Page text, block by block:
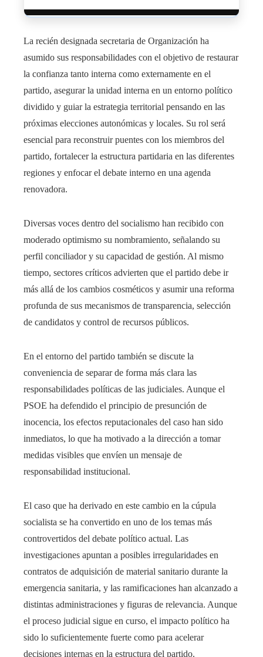
La recién designada secretaria de Organización ha
asumido sus responsabilidades con el objetivo de restaurar
la confianza tanto interna como externamente en el
partido, asegurar la unidad interna en un entorno político
dividido y guiar la estrategia territorial pensando en las
próximas elecciones autonómicas y locales. Su rol será
esencial para reconstruir puentes con los miembros del
partido, fortalecer la estructura partidaria en las diferentes
regiones y enfocar el debate interno en una agenda
renovadora.
Diversas voces dentro del socialismo han recibido con
moderado optimismo su nombramiento, señalando su
perfil conciliador y su capacidad de gestión. Al mismo
tiempo, sectores críticos advierten que el partido debe ir
más allá de los cambios cosméticos y asumir una reforma
profunda de sus mecanismos de transparencia, selección
de candidatos y control de recursos públicos.
En el entorno del partido también se discute la
conveniencia de separar de forma más clara las
responsabilidades políticas de las judiciales. Aunque el
PSOE ha defendido el principio de presunción de
inocencia, los efectos reputacionales del caso han sido
inmediatos, lo que ha motivado a la dirección a tomar
medidas visibles que envíen un mensaje de
responsabilidad institucional.
El caso que ha derivado en este cambio en la cúpula
socialista se ha convertido en uno de los temas más
controvertidos del debate político actual. Las
investigaciones apuntan a posibles irregularidades en
contratos de adquisición de material sanitario durante la
emergencia sanitaria, y las ramificaciones han alcanzado a
distintas administraciones y figuras de relevancia. Aunque
el proceso judicial sigue en curso, el impacto político ha
sido lo suficientemente fuerte como para acelerar
decisiones internas en la estructura del partido.